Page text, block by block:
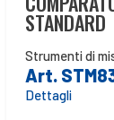
STANDARD
Strumenti di
Art.
Dettagli